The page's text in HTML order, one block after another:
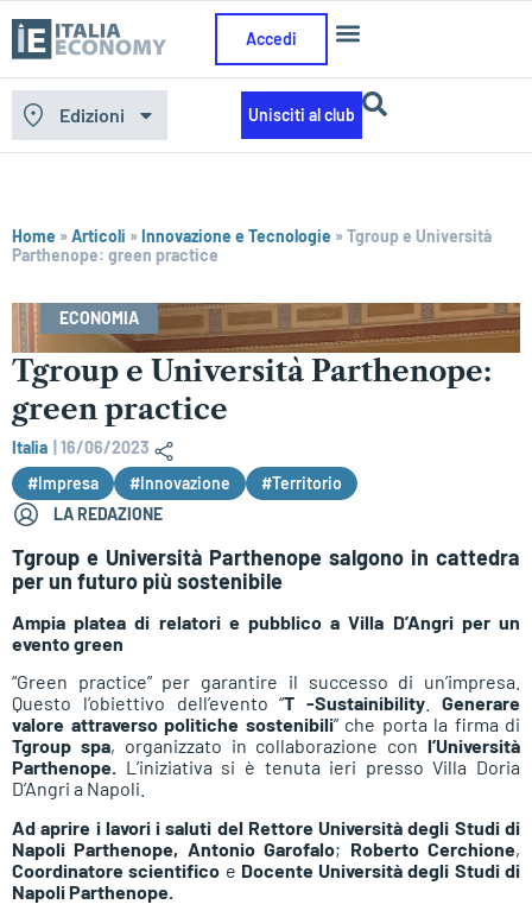
Accedi
Edizioni Unisciti al club
Home »Articoli »Innovazione e Tecnologie »Tgroup e Università
Parthenope: green practice
ECONOMIA
Tgroup e Università Parthenope:
green practice
Italia
16/06/2023
#Impresa
#Innovazione
#Territorio
LA REDAZIONE
Tgroup e Università Parthenope salgono in cattedra
per un futuro più sostenibile
Ampia platea di relatori e pubblico a Villa D’Angri per un
evento green
“Green practice” per garantire il successo di un’impresa.
Questo l’obiettivo dell’evento “T -Sustainibility .Generare
valore attraverso politiche sostenibili” che porta la firma di
Tgroup spa, organizzato in collaborazione conl’Università
Parthenope. L’iniziativa si è tenuta ieri presso Villa Doria
D’Angri a Napoli.
Ad aprire i lavori i saluti del Rettore Università degli Studi di
Napoli Parthenope, Antonio Garofalo; Roberto Cerchione,
Coordinatore scientifico e Docente Università degli Studi di
Napoli Parthenope.